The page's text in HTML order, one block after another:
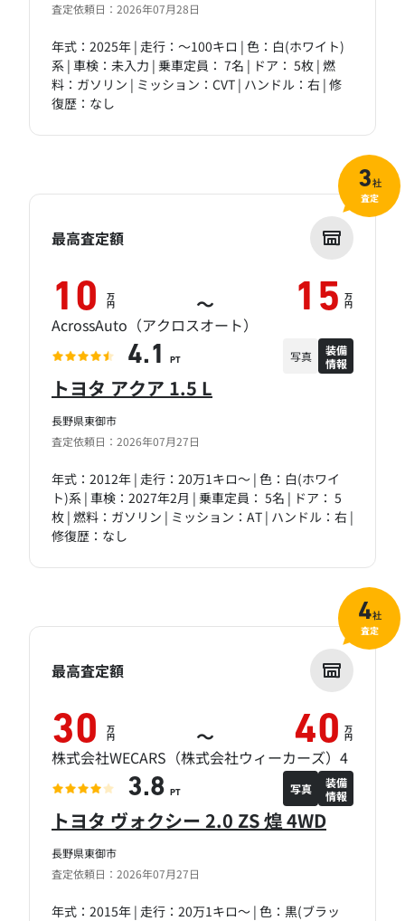
査定依頼日：2026年07月28日
年式：2025年 | 走行：～100キロ | 色：白(ホワイト)
系 | 車検：未入力 | 乗車定員： 7名 | ドア： 5枚 | 燃
料：ガソリン | ミッション：CVT | ハンドル：右 | 修
復歴：なし
長野県東御市
査定依頼日：2026年07月27日
トヨタ アクア 1.5 L
年式：2012年 | 走行：20万1キロ～ | 色：白(ホワイ
ト)系 | 車検：2027年2月 | 乗車定員： 5名 | ドア： 5
枚 | 燃料：ガソリン | ミッション：AT | ハンドル：右 |
修復歴：なし
最高査定額
10 万
円 ～ 15 万
円
AcrossAuto（アクロスオート）
4.1 PT 写真
装備
情報
3社
査定
長野県東御市
査定依頼日：2026年07月27日
トヨタ ヴォクシー 2.0 ZS 煌 4WD
年式：2015年 | 走行：20万1キロ～ | 色：黒(ブラッ
最高査定額
30 万
円 ～ 40 万
円
株式会社WECARS（株式会社ウィーカーズ）4
3.8 PT 写真
装備
情報
4社
査定